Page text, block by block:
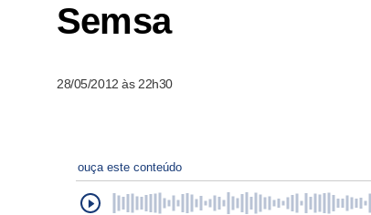
Semsa
28/05/2012 às 22h30
ouça este conteúdo